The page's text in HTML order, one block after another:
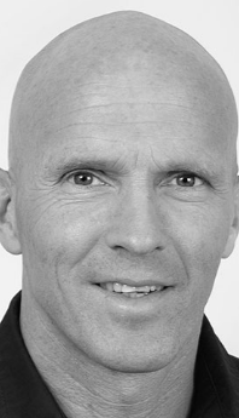
einar@hedinn.is
einar@hedinn.is
Download Card